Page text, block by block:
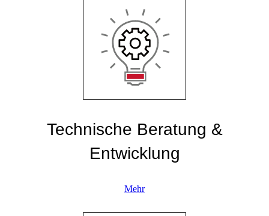
Technische Beratung &
Entwicklung
Mehr